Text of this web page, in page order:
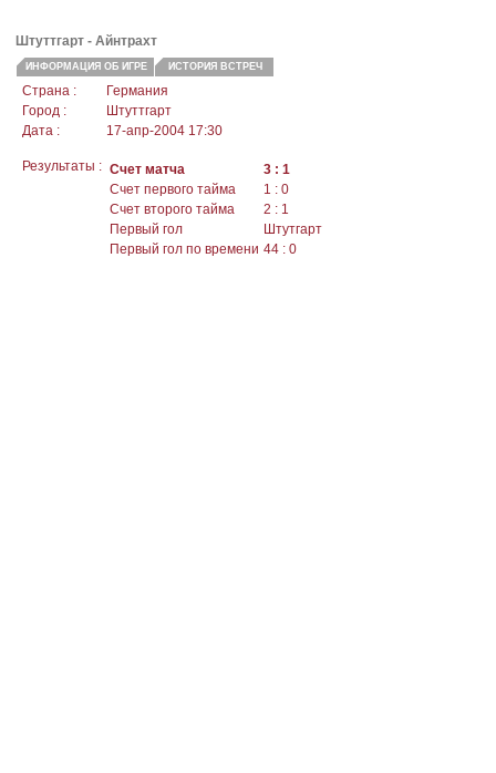
Штуттгарт - Айнтрахт
ИНФОРМАЦИЯ ОБ ИГРЕ ИСТОРИЯ ВСТРЕЧ
Страна :
Германия
Город :
Штуттгарт
Дата :
17-апр-2004 17:30
Результаты : Счет матча
3 : 1
Счет первого тайма
1 : 0
Счет второго тайма
2 : 1
Первый гол
Штутгарт
Первый гол по времени 44 : 0